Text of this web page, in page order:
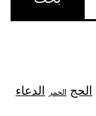
الحج الخمر الدعاء